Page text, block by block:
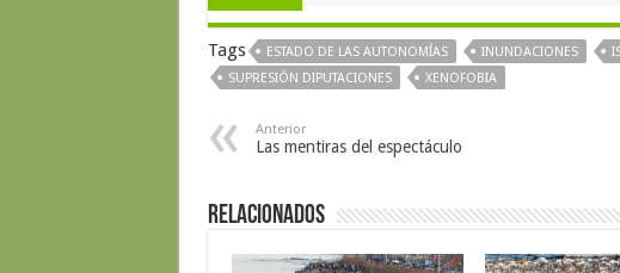
Tags ESTADO DE LAS AUTONOMÍAS INUNDACIONES
SUPRESIÓN DIPUTACIONES
XENOFOBIA
Anterior
Las mentiras del espectáculo
Relacionados